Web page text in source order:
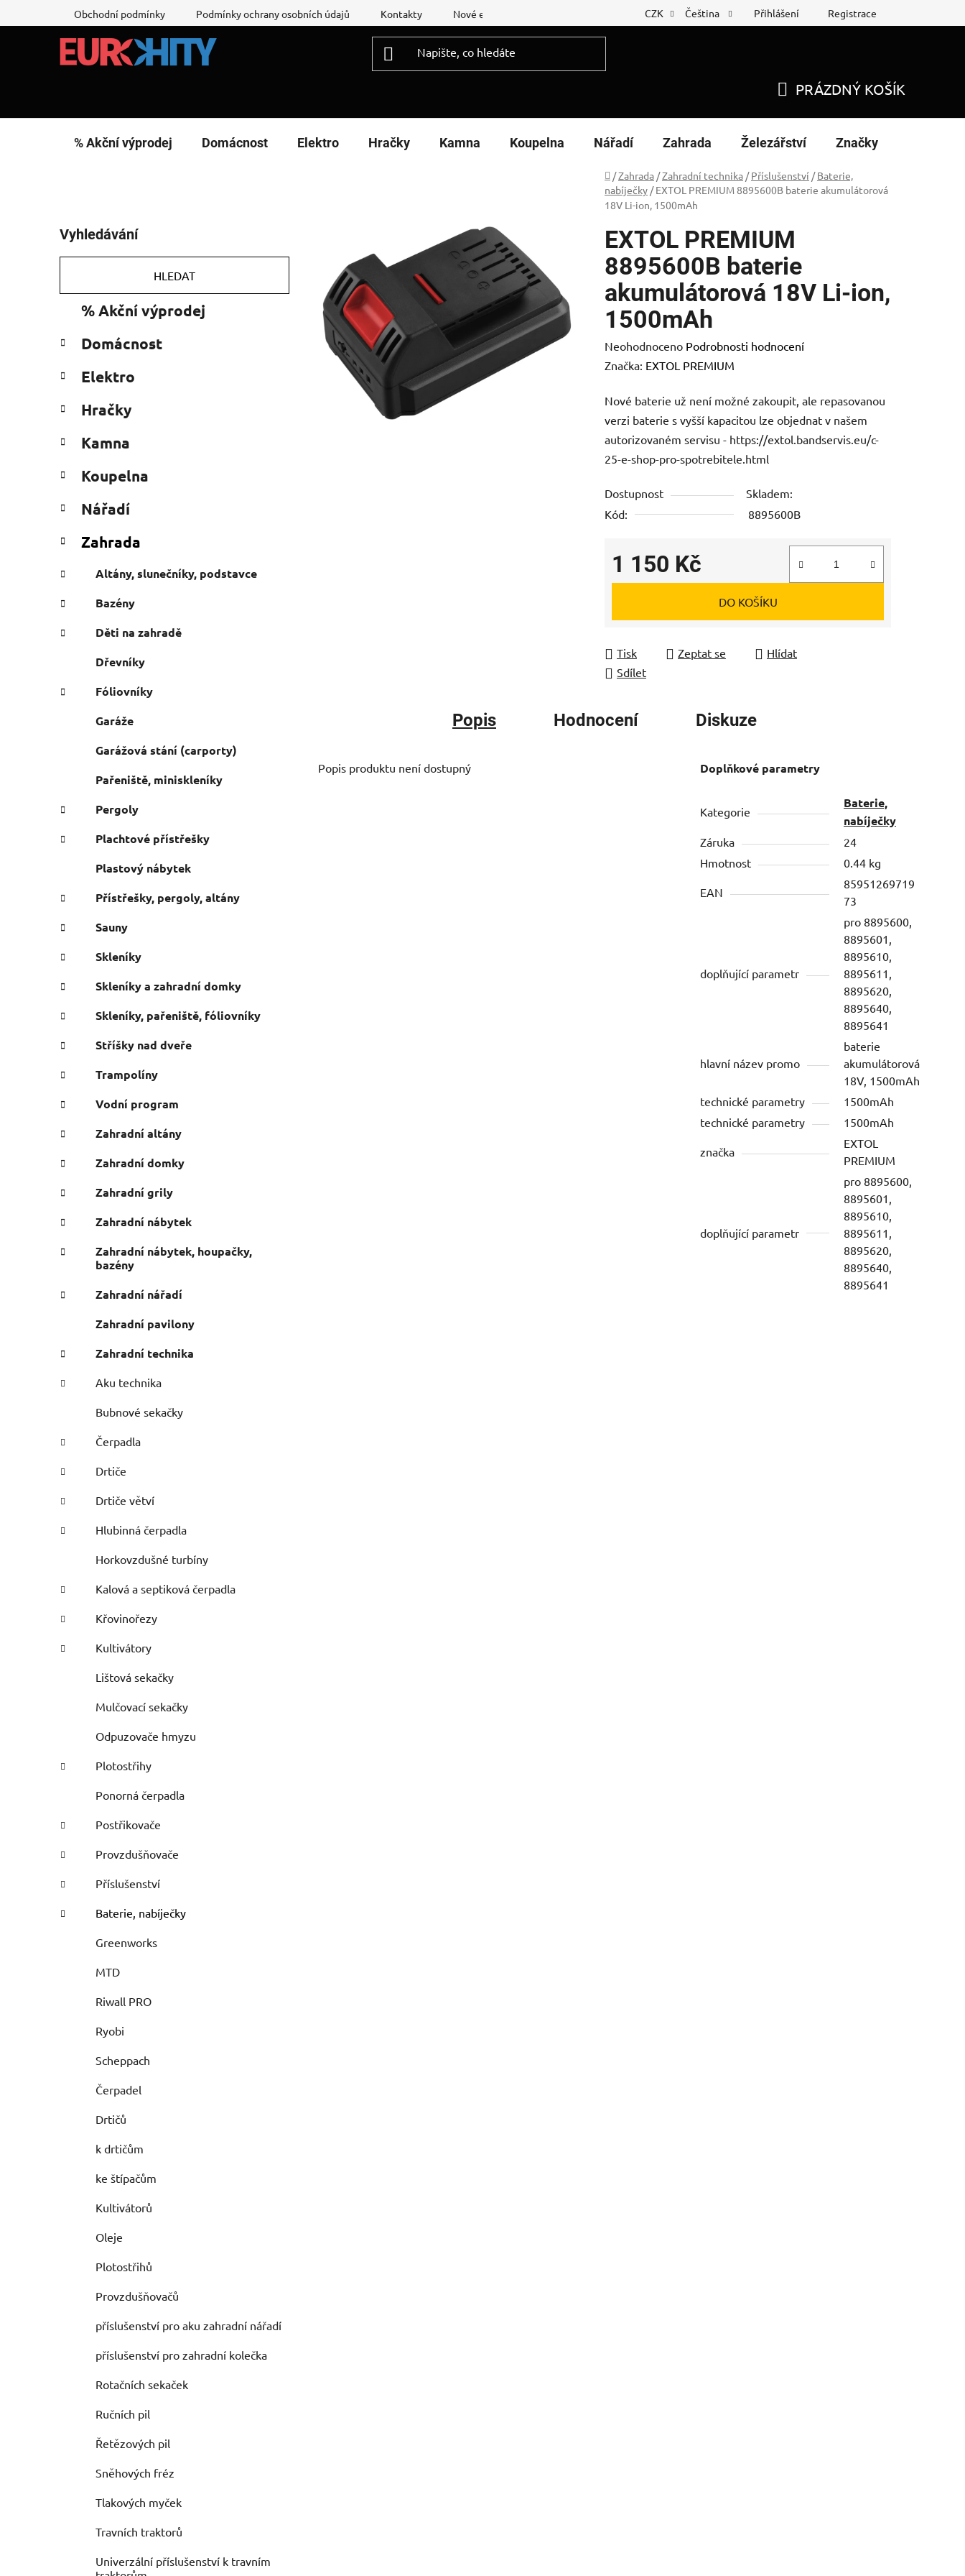
na
Obchodní podmínky Podmínky ochrany osobních údajů Kontakty Nové energetické štítky Reklamační list Nákup na splátky
CZK Čeština Přihlášení Registrace
KOŠÍK
PRÁZDNÝ KOŠÍK
% Akční výprodej Domácnost Elektro Hračky Kamna Koupelna Nářadí Zahrada Železářství Značky
Domů
/Zahrada /Zahradní technika / Příslušenství / Baterie,
nabíječky / EXTOL PREMIUM 8895600B baterie akumulátorová
18V Li-ion, 1500mAh
o
s
r
n
í
a
e
Vyhledávání
HLEDAT
kategorie
e
o
i
% Akční výprodej
Domácnost
Elektro
Hračky
Kamna
Koupelna
Nářadí
Zahrada
Altány, slunečníky, podstavce
Bazény
Děti na zahradě
Dřevníky
Fóliovníky
Garáže
Garážová stání (carporty)
Pařeniště, miniskleníky
Pergoly
Plachtové přístřešky
Plastový nábytek
Přístřešky, pergoly, altány
Sauny
Skleníky
Skleníky a zahradní domky
Skleníky, pařeniště, fóliovníky
Stříšky nad dveře
Trampolíny
Vodní program
Zahradní altány
Zahradní domky
Zahradní grily
Zahradní nábytek
Zahradní nábytek, houpačky,
bazény
Zahradní nářadí
Zahradní pavilony
Zahradní technika
Aku technika
Bubnové sekačky
Čerpadla
Drtiče
Drtiče větví
Hlubinná čerpadla
Horkovzdušné turbíny
Kalová a septiková čerpadla
Křovinořezy
Kultivátory
Lištová sekačky
Mulčovací sekačky
Odpuzovače hmyzu
Plotostřihy
Ponorná čerpadla
Postřikovače
Provzdušňovače
Příslušenství
Baterie, nabíječky
Greenworks
MTD
Riwall PRO
Ryobi
Scheppach
Čerpadel
Drtičů
k drtičům
ke štípačům
Kultivátorů
Oleje
Plotostřihů
Provzdušňovačů
příslušenství pro aku zahradní nářadí
příslušenství pro zahradní kolečka
Rotačních sekaček
Ručních pil
Řetězových pil
Sněhových fréz
Tlakových myček
Travních traktorů
Univerzální příslušenství k travním
EXTOL PREMIUM
8895600B baterie
akumulátorová 18V Li-ion,
1500mAh
Průměrné
hodnocení
je
0,0
z
5
Neohodnoceno Podrobnosti hodnocení
Značka: EXTOL PREMIUM
Nové baterie už není možné zakoupit, ale repasovanou
verzi baterie s vyšší kapacitou lze objednat v našem
autorizovaném servisu - https://extol.bandservis.eu/c-
25-e-shop-pro-spotrebitele.html
Dostupnost
Skladem:
Kód:
8895600B
1 150 Kč
Měrná cena:
DO KOŠÍKU
Tisk Zeptat se
Hlídat
Sdílet
Popis Hodnocení Diskuze
Popis produktu není dostupný Doplňkové parametry
Kategorie
Baterie,
nabíječky
Záruka
24
Hmotnost
0.44 kg
EAN
85951269719
73
doplňující parametr
pro 8895600,
8895601,
8895610,
8895611,
8895620,
8895640,
8895641
hlavní název promo
baterie
akumulátorová
18V, 1500mAh
technické parametry
1500mAh
technické parametry
1500mAh
značka
EXTOL
PREMIUM
doplňující parametr
pro 8895600,
8895601,
8895610,
8895611,
8895620,
8895640,
8895641